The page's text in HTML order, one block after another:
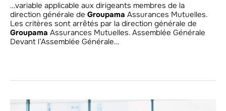
…variable applicable aux dirigeants membres de la
direction générale de Groupama Assurances Mutuelles.
Les critères sont arrêtés par la direction générale de
Groupama Assurances Mutuelles. Assemblée Générale
Devant l’Assemblée Générale…